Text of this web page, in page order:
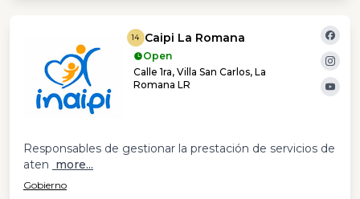
14 Caipi La Romana
Open
Calle 1ra, Villa San Carlos, La
Romana LR
Responsables de gestionar la prestación de servicios de
aten more...
Gobierno